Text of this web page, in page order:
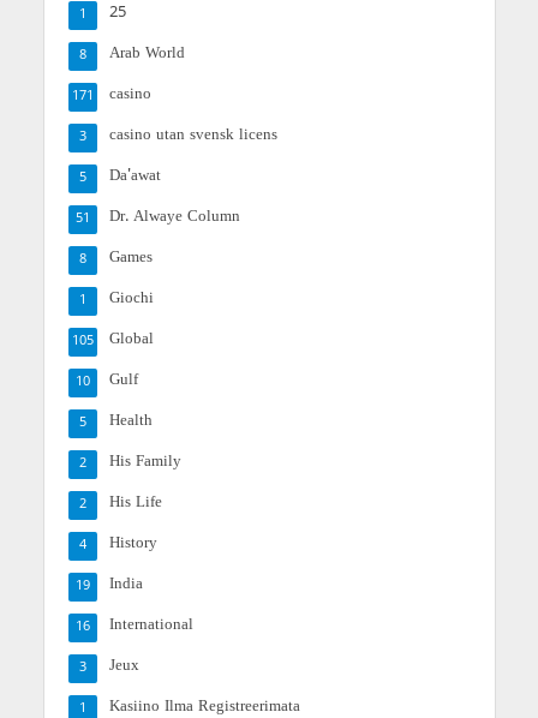
25
1
Arab World
8
casino
171
casino utan svensk licens
3
Da'awat
5
Dr. Alwaye Column
51
Games
8
Giochi
1
Global
105
Gulf
10
Health
5
His Family
2
His Life
2
History
4
India
19
International
16
Jeux
3
Kasiino Ilma Registreerimata
1